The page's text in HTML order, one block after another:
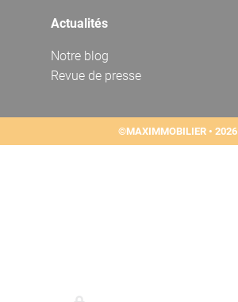
Actualités
Notre blog
Revue de presse
©MAXIMMOBILIER • 2026